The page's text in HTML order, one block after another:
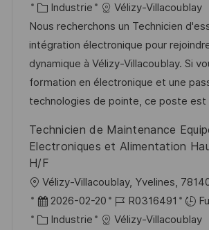
c
a
l
i
s
a
o
n
a
t
e
d
’
a
f
i
c
h
é
f
é
r
e
n
e
C
a
t
é
g
o
i
e
Industrie
Vélizy-Villacoublay
Nous recherchons un Technicien
intégration électronique pour
dynamique à Vélizy-Villacoublay. Si
formation en électronique et une
technologies de pointe, ce poste est
Technicien de Maintenance
Electroniques et Alimentation
H/F
o
c
Vélizy-Villacoublay, Yvelines,
D
a
2026-02-20
R
é
R0316491
C Industrie
Vélizy-Villacoublay